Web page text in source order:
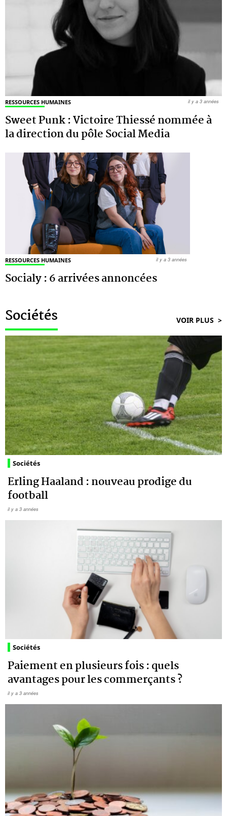
RESSOURCES HUMAINES
Sweet Punk : Victoire Thiessé nommée à
la direction du pôle Social Media
il y a 3 années
RESSOURCES HUMAINES
Socialy : 6 arrivées annoncées
il y a 3 années
Sociétés VOIR PLUS
Sociétés
Erling Haaland : nouveau prodige du
football
il y a 3 années
Sociétés
Paiement en plusieurs fois : quels
avantages pour les commerçants ?
il y a 3 années